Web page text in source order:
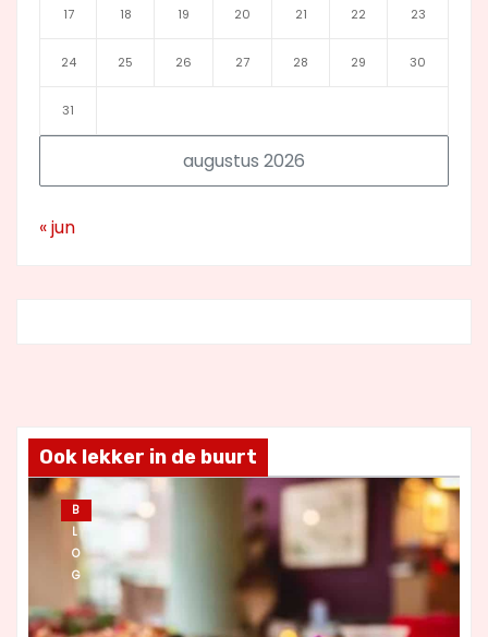
augustus 2026
17 18 19 20 21 22 23
24 25 26 27 28 29 30
31
« jun
Ook lekker in de buurt
B
L
O
G